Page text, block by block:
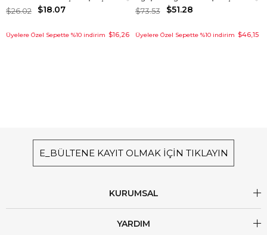
$18.07
$26.02
Üyelere Özel Sepette %10 indirim $16,26
$51.28
$73.53
Üyelere Özel Sepette %10 indirim $46,15
E_BÜLTENE KAYIT OLMAK İÇİN TIKLAYIN
KURUMSAL
YARDIM